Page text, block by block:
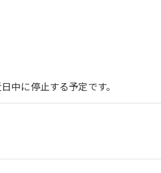
に停止する予定です。